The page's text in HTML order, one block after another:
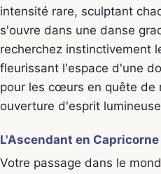
intensité rare, sculptant
s'ouvre dans une danse
recherchez instinctivement
fleurissant l'espace d'une
pour les cœurs en quête de
ouverture d'esprit
L'Ascendant en Capricorne
Votre passage dans le